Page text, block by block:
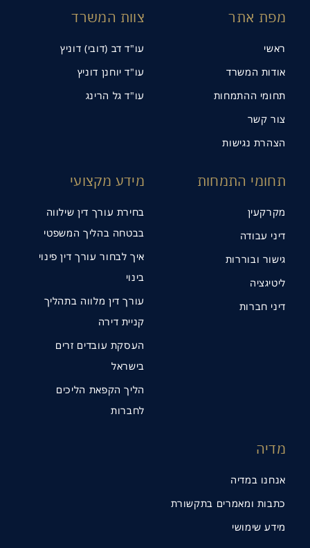
קשר
מפת אתר
ראשי
אודות המשרד
תחומי ההתמחות
צור קשר
הצהרת נגישות
צוות המשרד
עו"ד דב (דובי) דוניץ
עו"ד יוחנן דוניץ
עו"ד גל הרינג
תחומי התמחות
מקרקעין
דיני עבודה
גישור ובוררות
ליטיגציה
דיני חברות
מידע מקצועי
בחירת עורך דין שילווה
בבטחה בהליך המשפטי
איך לבחור עורך דין פינוי
בינוי
עורך דין מלווה בתהליך
קניית דירה
העסקת עובדים זרים
בישראל
הליך הקפאת הליכים
לחברות
מדיה
אנחנו במדיה
כתבות ומאמרים בתקשורת
מידע שימושי